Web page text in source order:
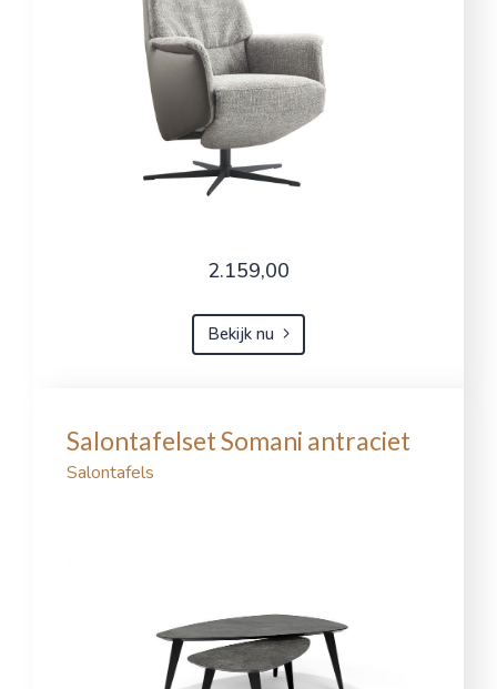
2.159,00
Bekijk nu
Salontafelset Somani antraciet
Salontafels